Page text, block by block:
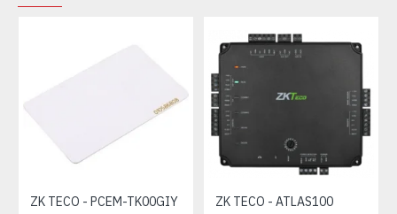
ZK TECO - PCEM-TK00GIY ZK TECO - ATLAS100